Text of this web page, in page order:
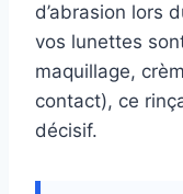
d’abrasion lors
vos lunettes
maquillage,
contact), ce
décisif.